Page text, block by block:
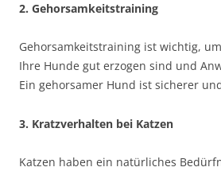
2. Gehorsamkeitstraining
Gehorsamkeitstraining ist wichtig,
Ihre Hunde gut erzogen sind und
Ein gehorsamer Hund ist sicherer
3. Kratzverhalten bei Katzen
Katzen haben ein natürliches